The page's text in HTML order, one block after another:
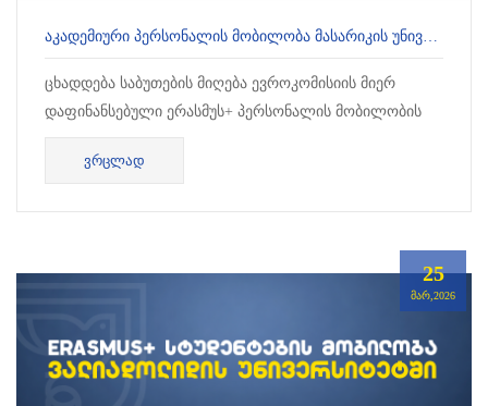
ᲐᲙᲐᲓᲔᲛᲘᲣᲠᲘ ᲞᲔᲠᲡᲝᲜᲐᲚᲘᲡ ᲛᲝᲑᲘᲚᲝᲑᲐ ᲛᲐᲡᲐᲠᲘᲙᲘᲡ ᲣᲜᲘᲕᲔᲠᲡᲘᲢᲔᲢᲨᲘ
ცხადდება საბუთების მიღება ევროკომისიის მიერ
დაფინანსებული ერასმუს+ პერსონალის მობილობის
პროგრამაში მონაწილეობის მისაღებად. კონკურსი
განკუთვ...
ᲕᲠᲪᲚᲐᲓ
25
ᲛᲐᲠ,2026